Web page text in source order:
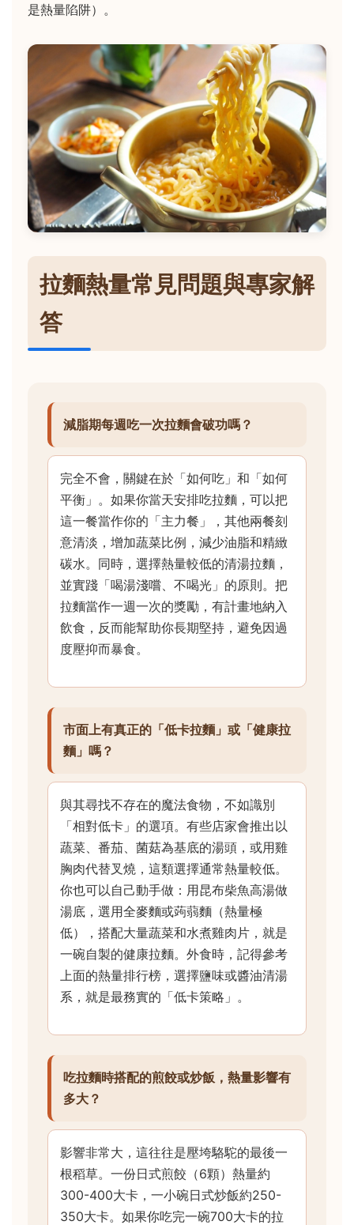
是熱量陷阱）。
拉麵熱量常見問題與專家解
答
減脂期每週吃一次拉麵會破功嗎？
完全不會，關鍵在於「如何吃」和「如何
平衡」。如果你當天安排吃拉麵，可以把
這一餐當作你的「主力餐」，其他兩餐刻
意清淡，增加蔬菜比例，減少油脂和精緻
碳水。同時，選擇熱量較低的清湯拉麵，
並實踐「喝湯淺嚐、不喝光」的原則。把
拉麵當作一週一次的獎勵，有計畫地納入
飲食，反而能幫助你長期堅持，避免因過
度壓抑而暴食。
市面上有真正的「低卡拉麵」或「健康拉
麵」嗎？
與其尋找不存在的魔法食物，不如識別
「相對低卡」的選項。有些店家會推出以
蔬菜、番茄、菌菇為基底的湯頭，或用雞
胸肉代替叉燒，這類選擇通常熱量較低。
你也可以自己動手做：用昆布柴魚高湯做
湯底，選用全麥麵或蒟蒻麵（熱量極
低），搭配大量蔬菜和水煮雞肉片，就是
一碗自製的健康拉麵。外食時，記得參考
上面的熱量排行榜，選擇鹽味或醬油清湯
系，就是最務實的「低卡策略」。
吃拉麵時搭配的煎餃或炒飯，熱量影響有
多大？
影響非常大，這往往是壓垮駱駝的最後一
根稻草。一份日式煎餃（6顆）熱量約
300-400大卡，一小碗日式炒飯約250-
350大卡。如果你吃完一碗700大卡的拉